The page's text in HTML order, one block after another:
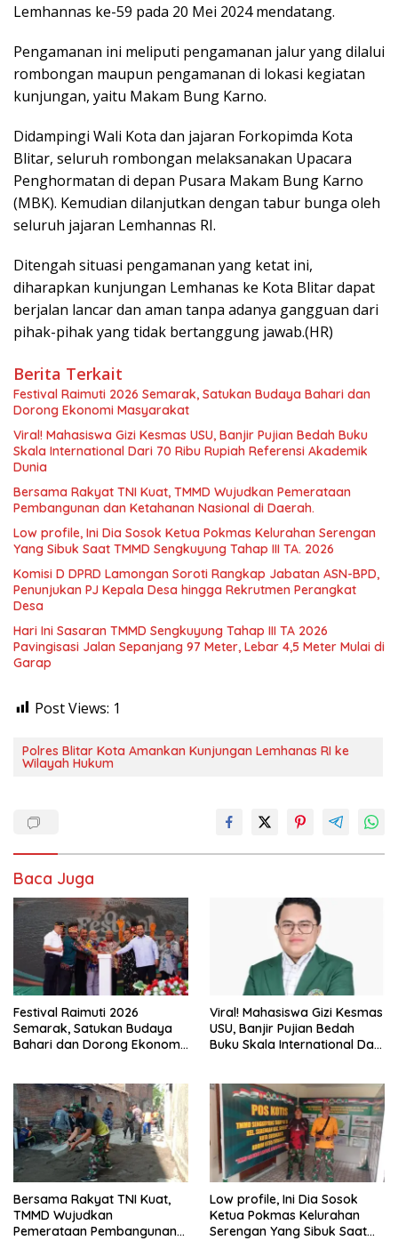
Lemhannas ke-59 pada 20 Mei 2024 mendatang.
Pengamanan ini meliputi pengamanan jalur yang dilalui
rombongan maupun pengamanan di lokasi kegiatan
kunjungan, yaitu Makam Bung Karno.
Didampingi Wali Kota dan jajaran Forkopimda Kota
Blitar, seluruh rombongan melaksanakan Upacara
Penghormatan di depan Pusara Makam Bung Karno
(MBK). Kemudian dilanjutkan dengan tabur bunga oleh
seluruh jajaran Lemhannas RI.
Ditengah situasi pengamanan yang ketat ini,
diharapkan kunjungan Lemhanas ke Kota Blitar dapat
berjalan lancar dan aman tanpa adanya gangguan dari
pihak-pihak yang tidak bertanggung jawab.(HR)
Berita Terkait
Festival Raimuti 2026 Semarak, Satukan Budaya Bahari dan
Dorong Ekonomi Masyarakat
Viral! Mahasiswa Gizi Kesmas USU, Banjir Pujian Bedah Buku
Skala International Dari 70 Ribu Rupiah Referensi Akademik
Dunia
Bersama Rakyat TNI Kuat, TMMD Wujudkan Pemerataan
Pembangunan dan Ketahanan Nasional di Daerah.
Low profile, Ini Dia Sosok Ketua Pokmas Kelurahan Serengan
Yang Sibuk Saat TMMD Sengkuyung Tahap III TA. 2026
Komisi D DPRD Lamongan Soroti Rangkap Jabatan ASN-BPD,
Penunjukan PJ Kepala Desa hingga Rekrutmen Perangkat
Desa
Hari Ini Sasaran TMMD Sengkuyung Tahap III TA 2026
Pavingisasi Jalan Sepanjang 97 Meter, Lebar 4,5 Meter Mulai di
Garap
Post Views: 1
Polres Blitar Kota Amankan Kunjungan Lemhanas RI ke
Wilayah Hukum
Baca Juga
Festival Raimuti 2026
Semarak, Satukan Budaya
Bahari dan Dorong Ekonomi
Viral! Mahasiswa Gizi Kesmas
USU, Banjir Pujian Bedah
Buku Skala International Dari
Bersama Rakyat TNI Kuat,
TMMD Wujudkan
Pemerataan Pembangunan
Low profile, Ini Dia Sosok
Ketua Pokmas Kelurahan
Serengan Yang Sibuk Saat